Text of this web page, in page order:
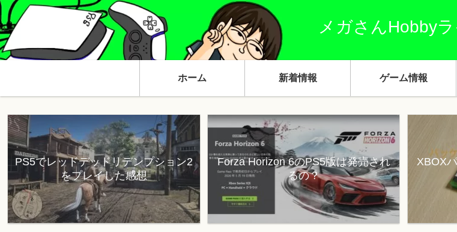
メガさんHobby
ホーム 新着情報 ゲーム情報
PS5でレッドデッドリデンプション2
をプレイした感想
Forza Horizon 6のPS5版は発売され
るの？
XBOX